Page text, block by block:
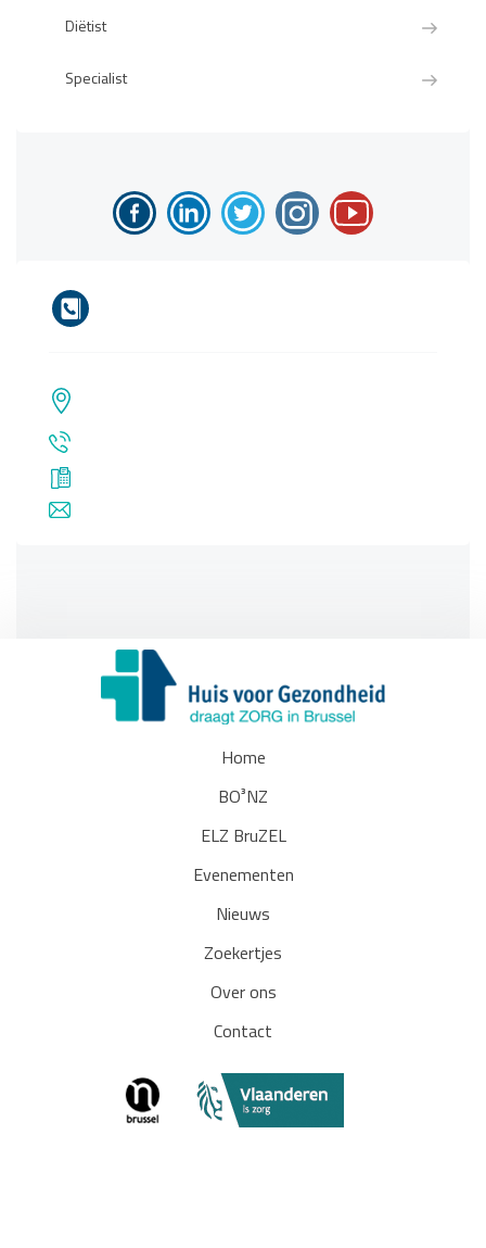
Diëtist
Specialist
Home
BO³NZ
ELZ BruZEL
Evenementen
Nieuws
Zoekertjes
Over ons
Contact